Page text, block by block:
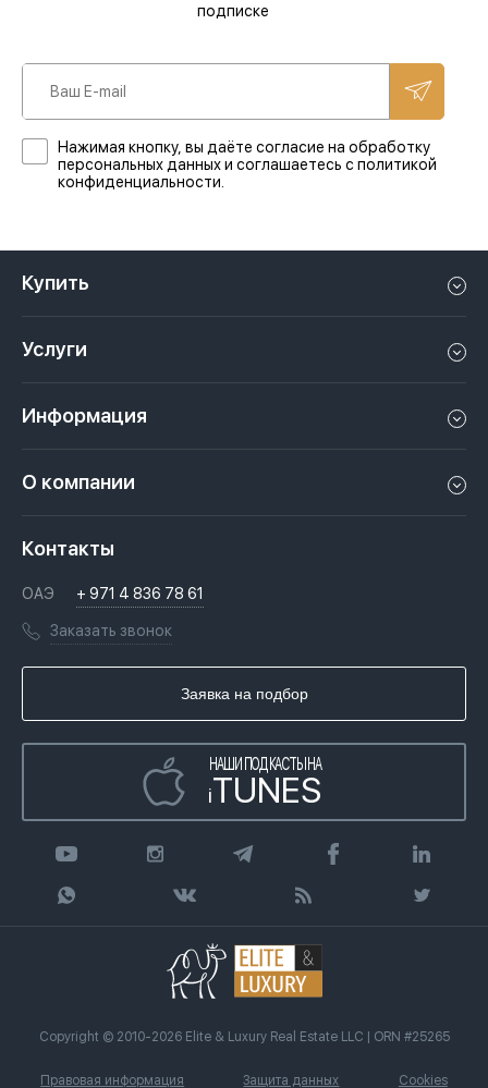
подписке
Нажимая кнопку, вы даёте согласие на обработку
персональных данных и соглашаетесь с политикой
конфиденциальности.
Купить
Апартаменты в Дубае
Пентхаус в Дубае
Услуги
Сдать недвижимость в Дубае, ОАЭ
Недвижимость за криптовалюту в Дубае
Переезд в Дубай, ОАЭ
Гражданство ОАЭ
Информация
Законы
Вопросы и ответы
Книги
Инфографика
О компании
Лицензии
Агентство недвижимости
Контакты
ОАЭ + 971 4 836 78 61
Заказать звонок
Заявка на подбор
НАШИ ПОДКАСТЫ НА
iTUNES
Copyright © 2010-2026 Elite & Luxury Real Estate LLC | ORN #25265
Правовая информация Защита данных Cookies